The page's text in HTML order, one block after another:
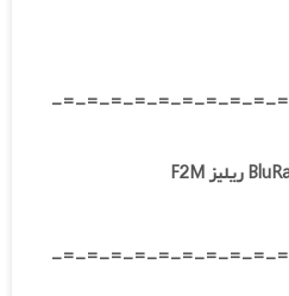
-=-=-=-=-=-=-=-=-=-
-=-=-=-=-=-=-=-=-=-